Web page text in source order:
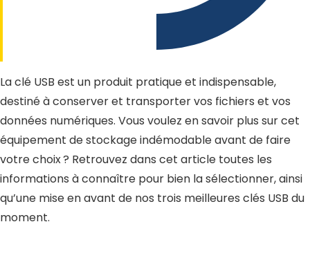
La clé USB est un produit pratique et indispensable,
destiné à conserver et transporter vos fichiers et vos
données numériques. Vous voulez en savoir plus sur cet
équipement de stockage indémodable avant de faire
votre choix ? Retrouvez dans cet article toutes les
informations à connaître pour bien la sélectionner, ainsi
qu’une mise en avant de nos trois meilleures clés USB du
moment.